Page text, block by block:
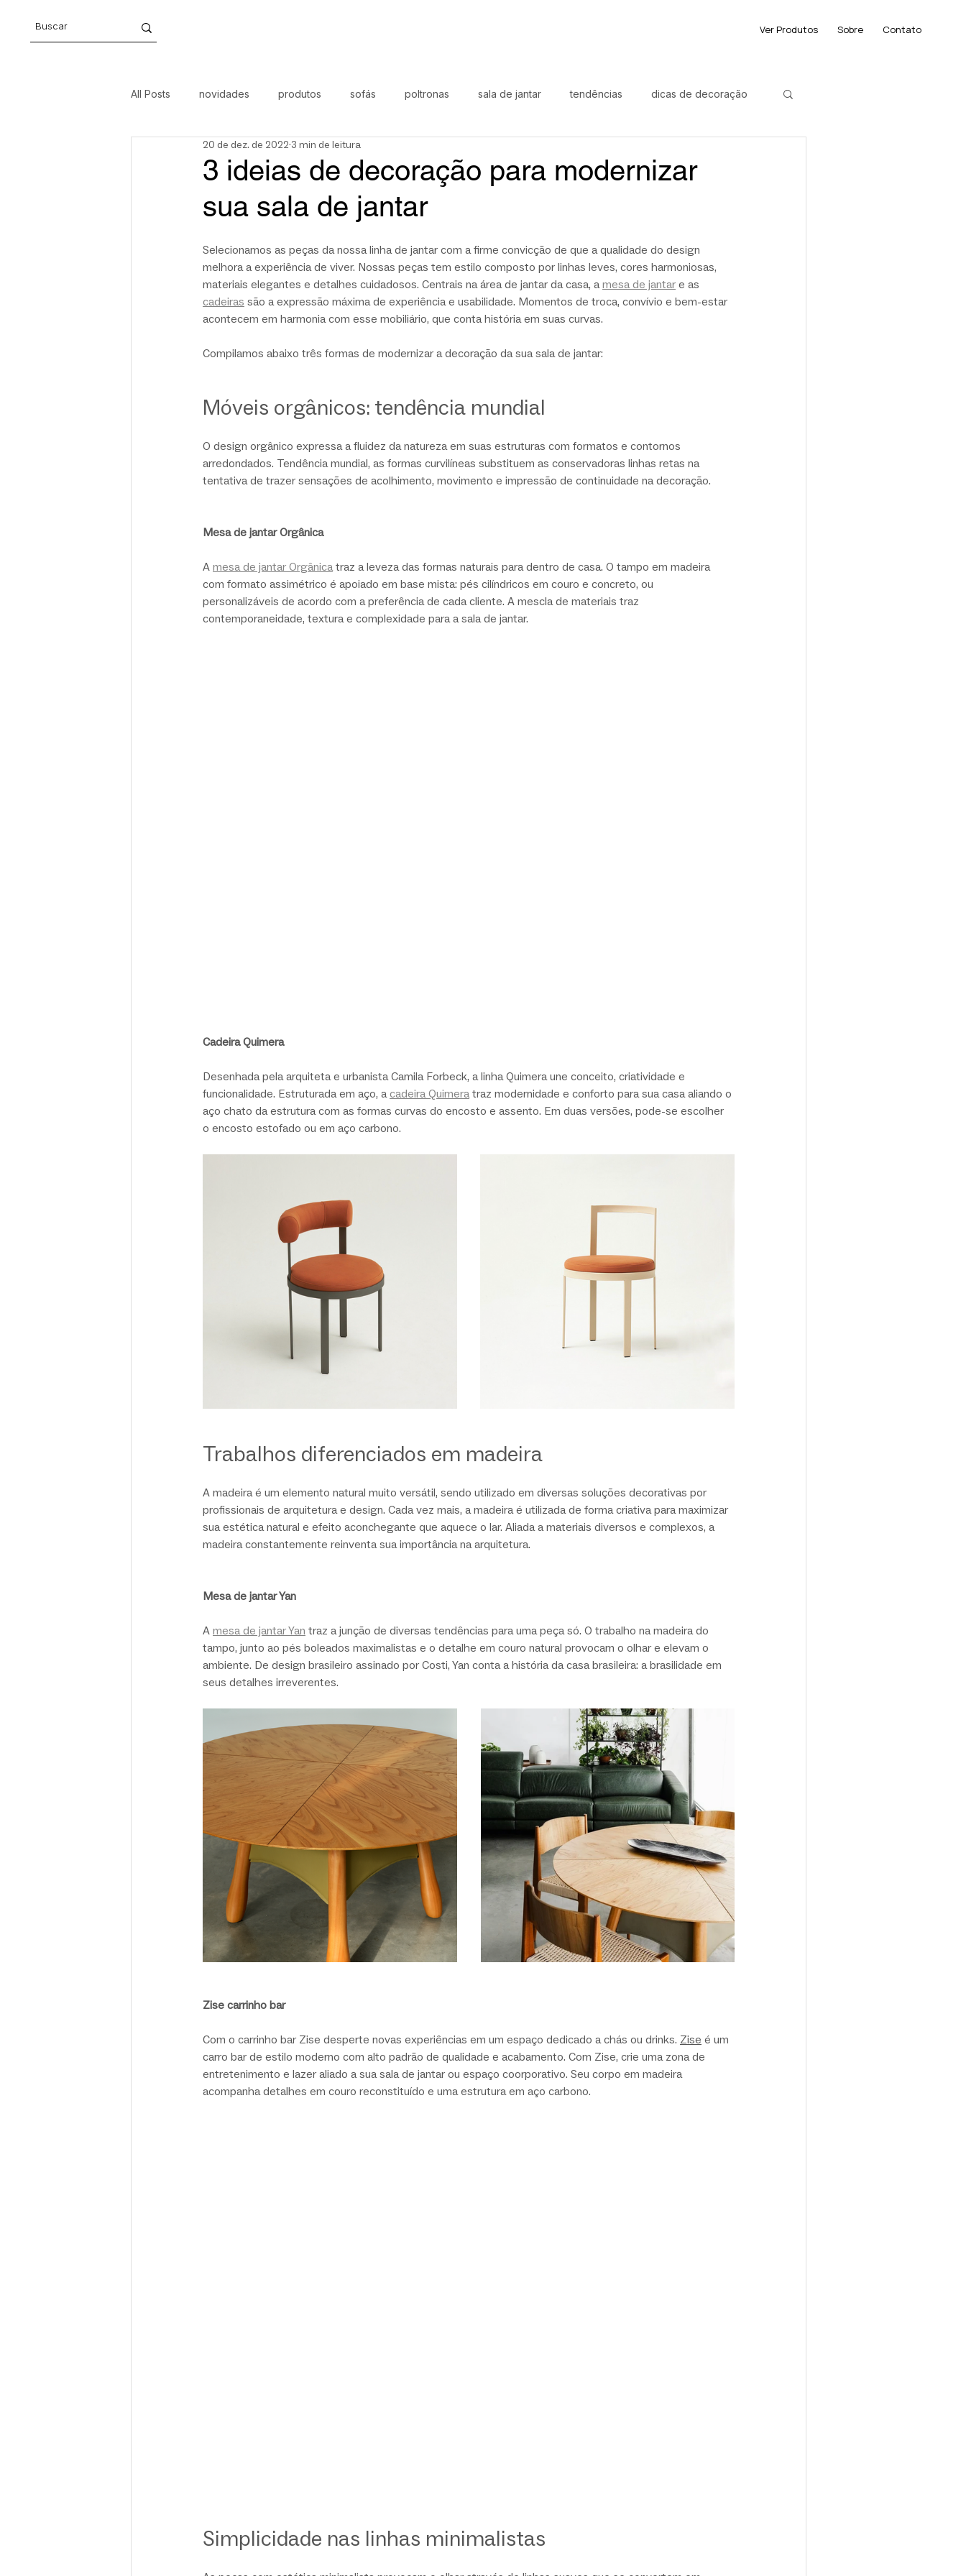
Ver Produtos Sobre Contato
All Posts novidades produtos sofás poltronas sala de jantar tendências dicas de decoração
arte design autoral
3 ideias de decoração para modernizar
sua sala de jantar
20 de dez. de 2022 3 min de leitura
Selecionamos as peças da nossa linha de jantar com a firme convicção de que a qualidade do design
melhora a experiência de viver. Nossas peças tem estilo composto por linhas leves, cores harmoniosas,
materiais elegantes e detalhes cuidadosos. Centrais na área de jantar da casa, a mesa de jantar e as
cadeiras são a expressão máxima de experiência e usabilidade. Momentos de troca, convívio e bem-estar
acontecem em harmonia com esse mobiliário, que conta história em suas curvas.
Compilamos abaixo três formas de modernizar a decoração da sua sala de jantar:
Móveis orgânicos: tendência mundial
O design orgânico expressa a fluidez da natureza em suas estruturas com formatos e contornos
arredondados. Tendência mundial, as formas curvilíneas substituem as conservadoras linhas retas na
tentativa de trazer sensações de acolhimento, movimento e impressão de continuidade na decoração.
Mesa de jantar Orgânica
A mesa de jantar Orgânica traz a leveza das formas naturais para dentro de casa. O tampo em madeira
com formato assimétrico é apoiado em base mista: pés cilíndricos em couro e concreto, ou
personalizáveis de acordo com a preferência de cada cliente. A mescla de materiais traz
contemporaneidade, textura e complexidade para a sala de jantar.
Cadeira Quimera
Desenhada pela arquiteta e urbanista Camila Forbeck, a linha Quimera une conceito, criatividade e
funcionalidade. Estruturada em aço, a cadeira Quimera traz modernidade e conforto para sua casa aliando o
aço chato da estrutura com as formas curvas do encosto e assento. Em duas versões, pode-se escolher
o encosto estofado ou em aço carbono.
Trabalhos diferenciados em madeira
A madeira é um elemento natural muito versátil, sendo utilizado em diversas soluções decorativas por
profissionais de arquitetura e design. Cada vez mais, a madeira é utilizada de forma criativa para maximizar
sua estética natural e efeito aconchegante que aquece o lar. Aliada a materiais diversos e complexos, a
madeira constantemente reinventa sua importância na arquitetura.
Mesa de jantar Yan
A mesa de jantar Yan traz a junção de diversas tendências para uma peça só. O trabalho na madeira do
tampo, junto ao pés boleados maximalistas e o detalhe em couro natural provocam o olhar e elevam o
ambiente. De design brasileiro assinado por Costi, Yan conta a história da casa brasileira: a brasilidade em
seus detalhes irreverentes.
Zise carrinho bar
Com o carrinho bar Zise desperte novas experiências em um espaço dedicado a chás ou drinks. Zise é um
carro bar de estilo moderno com alto padrão de qualidade e acabamento. Com Zise, crie uma zona de
entretenimento e lazer aliado a sua sala de jantar ou espaço coorporativo. Seu corpo em madeira
acompanha detalhes em couro reconstituído e uma estrutura em aço carbono.
Simplicidade nas linhas minimalistas